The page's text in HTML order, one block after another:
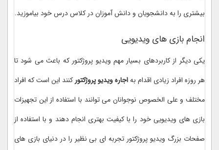
بیشتری را به دانشجویان و دانش آموزان در کلاس درس خود بیاموزید.
انجام بازی های ویدیویی
یکی دیگر از کاربردهای بسیار مهم ویدیو پروژکتور که باعث می شود تا
هر روزه افراد زیادی اقدام بهاجاره ویدیو پروژکتور کنند این است که افراد
مختلف و علی الخصوص نوجوانان می توانند با استفاده از این تجهیزات
بازی های ویدیویی خود را با کیفیت بهتری انجام دهند و با استفاده از
صفحات بزرگ ویدیو پروژکتور تجربه ای بی نظیر را در دنیای بازی های